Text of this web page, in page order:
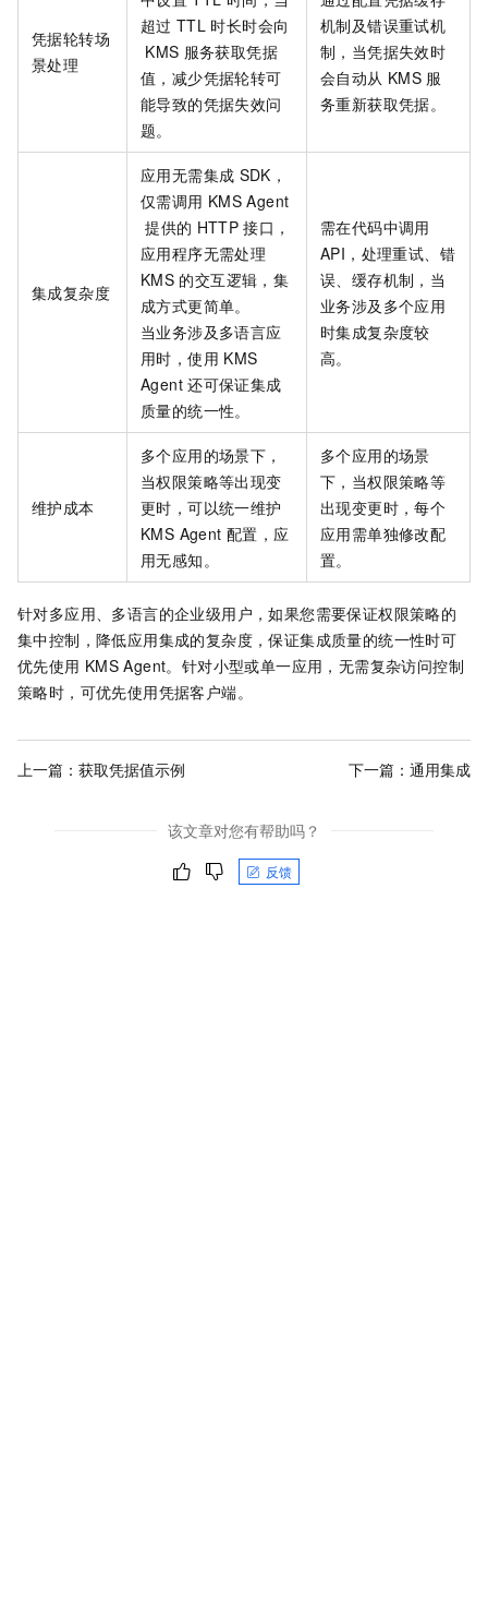
凭据轮转场
景处理
超过 TTL 时长时会向
KMS 服务获取凭据
值，减少凭据轮转可
能导致的凭据失效问
题。
机制及错误重试机
制，当凭据失效时
会自动从 KMS 服
务重新获取凭据。
集成复杂度
应用无需集成 SDK，
仅需调用 KMS Agent
提供的 HTTP 接口，
应用程序无需处理
KMS 的交互逻辑，集
成方式更简单。
当业务涉及多语言应
用时，使用 KMS
Agent 还可保证集成
质量的统一性。
需在代码中调用
API，处理重试、错
误、缓存机制，当
业务涉及多个应用
时集成复杂度较
高。
维护成本
多个应用的场景下，
当权限策略等出现变
更时，可以统一维护
KMS Agent 配置，应
用无感知。
多个应用的场景
下，当权限策略等
出现变更时，每个
应用需单独修改配
置。
针对多应用、多语言的企业级用户，如果您需要保证权限策略的
集中控制，降低应用集成的复杂度，保证集成质量的统一性时可
优先使用 KMS Agent。针对小型或单一应用，无需复杂访问控制
策略时，可优先使用凭据客户端。
上一篇： 获取凭据值示例 下一篇： 通用集成
该文章对您有帮助吗？
反馈